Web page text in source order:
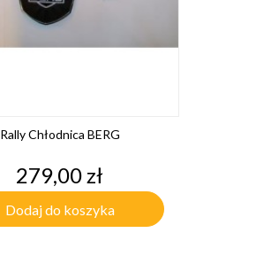
Rally Chłodnica BERG
Cena
279,00 zł
Dodaj do koszyka